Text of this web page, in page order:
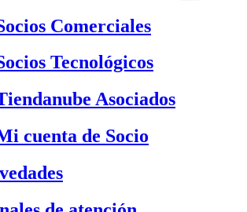
Comerciales
Tecnológicos
Asociados
cuenta de Socio